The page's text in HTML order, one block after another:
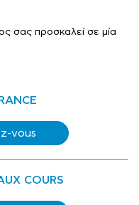
σας προσκαλεί σε μία
vous
COURS